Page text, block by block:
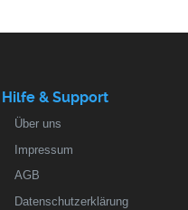
Hilfe & Support
Über uns
Impressum
AGB
Datenschutzerklärung